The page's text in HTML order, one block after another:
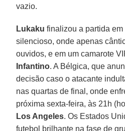
vazio.
Lukaku finalizou a partida
silencioso, onde apenas
ouvidos, e em um camarote
Infantino. A Bélgica, que
decisão caso o atacante
nas quartas de final, onde
próxima sexta-feira, às 21h
Los Angeles. Os Estados
futebol brilhante na fase de